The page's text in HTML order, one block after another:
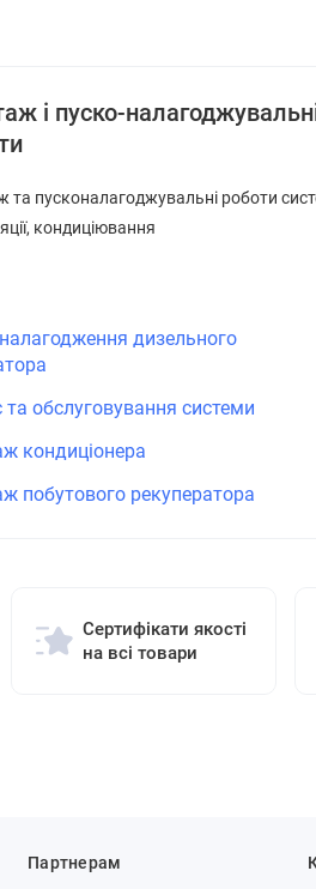
і пуско-
та пусконалагоджувальні роботи
кондиціювання
дизельного
та обслуговування системи
кондиціонера
побутового рекуператора
Сертифікати якості
на всі товари
Партнерам